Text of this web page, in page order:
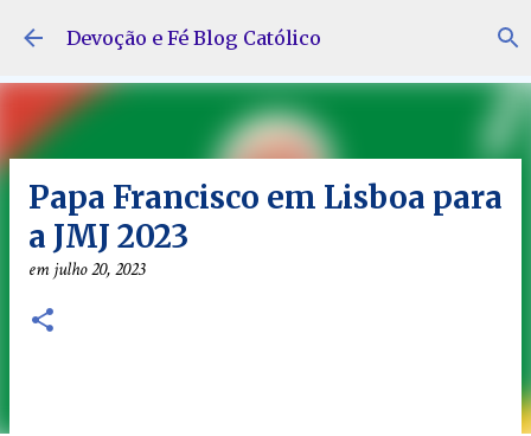
Pular para o conteúdo principal
Devoção e Fé Blog Católico
Papa Francisco em Lisboa para
a JMJ 2023
emjulho 20, 2023